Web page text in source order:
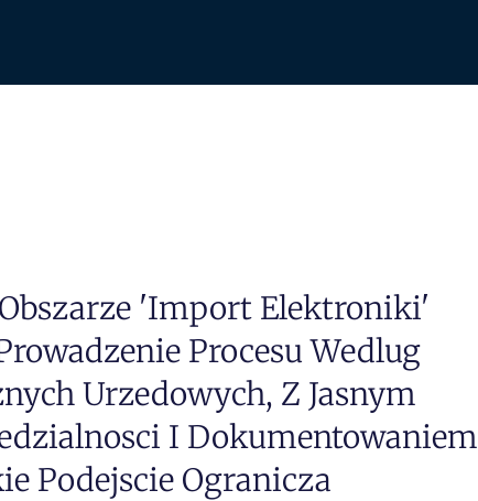
'import Elektroniki'
Procesu Wedlug
Urzedowych, Z Jasnym
I Dokumentowaniem
Podejscie Ogranicza